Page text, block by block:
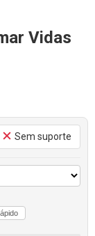
Vidas
Sem suporte